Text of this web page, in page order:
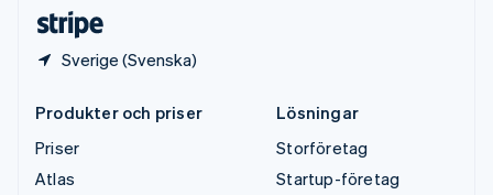
Sverige (Svenska)
Produkter och priser
Priser
Atlas
Lösningar
Storföretag
Startup-företag